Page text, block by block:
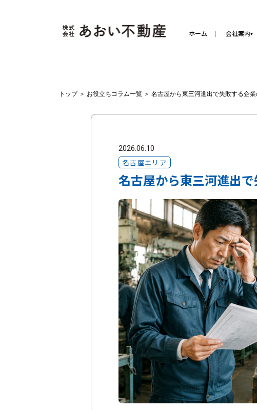
ホーム 会社案内▾
トップ＞ お役立ちコラム一覧 ＞ 名古屋から東三河進出で失敗する企
2026.06.10
名古屋エリア
名古屋から東三河進出